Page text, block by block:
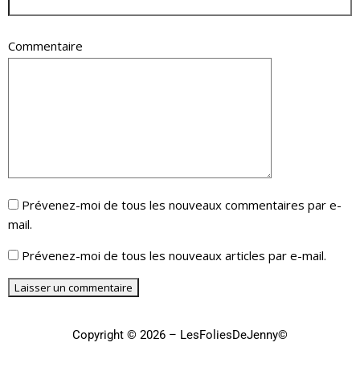
Commentaire
Prévenez-moi de tous les nouveaux commentaires par e-
mail.
Prévenez-moi de tous les nouveaux articles par e-mail.
Copyright © 2026 – LesFoliesDeJenny©